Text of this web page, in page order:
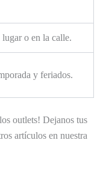
o en la calle.
y feriados.
outlets! Dejanos tus
artículos en nuestra